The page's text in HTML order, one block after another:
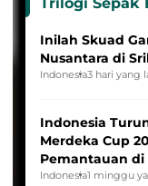
Inilah Skuad
Nusantara di
Indonesia3 hari yang
Indonesia
Merdeka Cup
Pemantauan di
League
Indonesia1 minggu